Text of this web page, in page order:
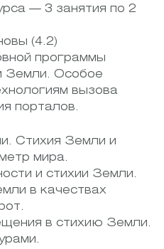
— 3 занятия по 2
(4.2)
программы
Земли. Особое
вызова
порталов.
Стихия Земли и
мира.
и стихии Земли.
в качествах
в стихию Земли.